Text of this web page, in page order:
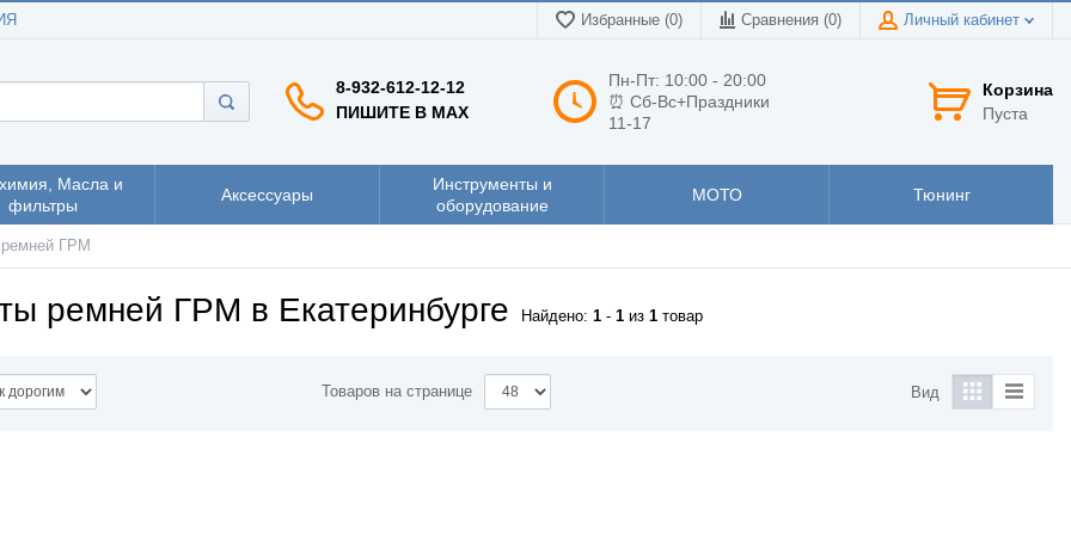
Избранные (0) Сравнения (0) Личный кабинет
8-932-612-12-12
ПИШИТЕ В MAX
Пн-Пт: 10:00 - 20:00
⏰ Сб-Вс+Праздники
11-17
Корзина
Пуста
Масла и
фильтры
Аксессуары
Инструменты и
оборудование
МОТО Тюнинг
ГРМ
ремней ГРМ в Екатеринбурге Найдено: 1 - 1 из 1 товар
Товаров на странице Вид